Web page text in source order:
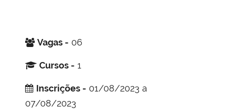
Vagas - 06
Cursos - 1
Inscrições - 01/08/2023 a
07/08/2023